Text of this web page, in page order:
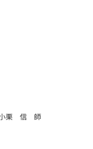
小栗 信 師